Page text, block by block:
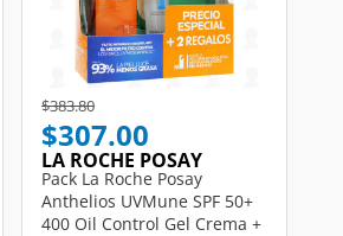
Price reduced from
$383.80to
$307.00
LA ROCHE POSAY
Pack La Roche Posay
Anthelios UVMune SPF 50+
400 Oil Control Gel Crema +